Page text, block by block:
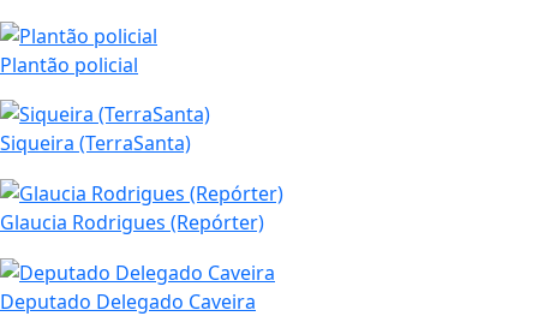
Plantão policial
Siqueira (TerraSanta)
Glaucia Rodrigues (Repórter)
Deputado Delegado Caveira